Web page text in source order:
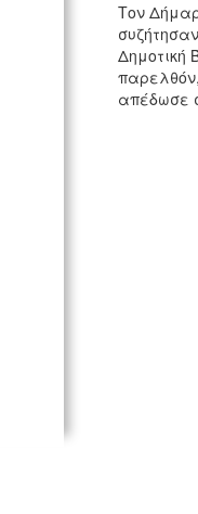
Τον
Δημοτική
απέδωσε